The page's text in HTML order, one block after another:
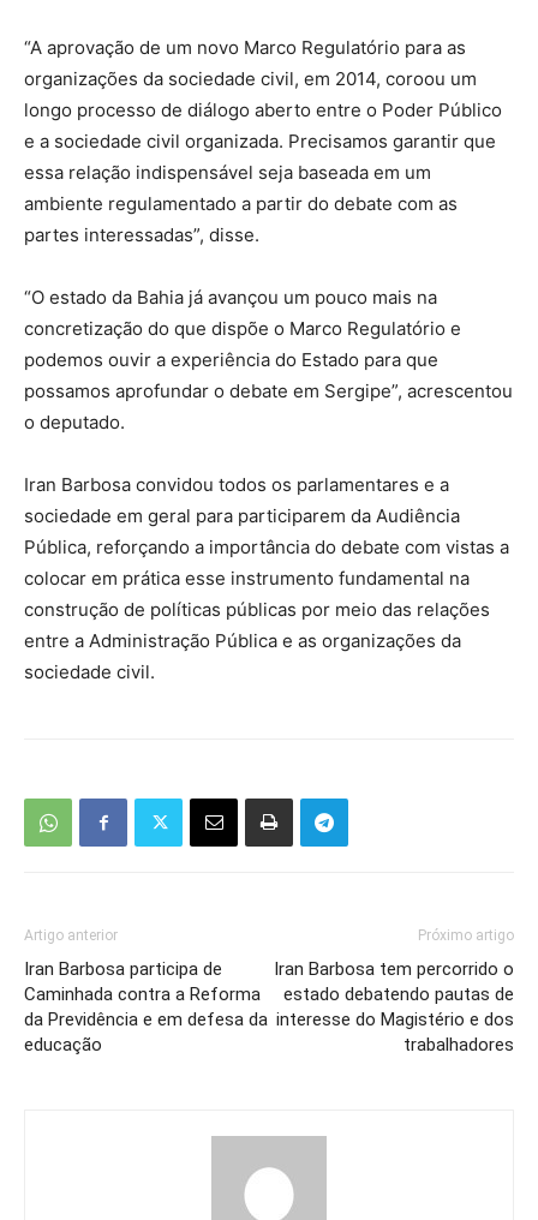
“A aprovação de um novo Marco Regulatório para as
organizações da sociedade civil, em 2014, coroou um
longo processo de diálogo aberto entre o Poder Público
e a sociedade civil organizada. Precisamos garantir que
essa relação indispensável seja baseada em um
ambiente regulamentado a partir do debate com as
partes interessadas”, disse.
“O estado da Bahia já avançou um pouco mais na
concretização do que dispõe o Marco Regulatório e
podemos ouvir a experiência do Estado para que
possamos aprofundar o debate em Sergipe”, acrescentou
o deputado.
Iran Barbosa convidou todos os parlamentares e a
sociedade em geral para participarem da Audiência
Pública, reforçando a importância do debate com vistas a
colocar em prática esse instrumento fundamental na
construção de políticas públicas por meio das relações
entre a Administração Pública e as organizações da
sociedade civil.
Artigo anterior
Iran Barbosa participa de
Caminhada contra a Reforma
da Previdência e em defesa da
educação
Próximo artigo
Iran Barbosa tem percorrido o
estado debatendo pautas de
interesse do Magistério e dos
trabalhadores